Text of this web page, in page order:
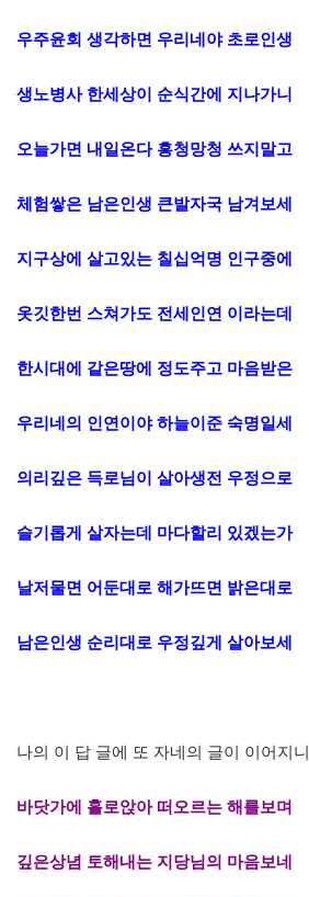
우주윤회 생각하면 우리네야 초로인생
생노병사 한세상이 순식간에 지나가니
오늘가면 내일온다 흥청망청 쓰지말고
체험쌓은 남은인생 큰발자국 남겨보세
지구상에 살고있는 칠십억명 인구중에
옷깃한번 스쳐가도 전세인연 이라는데
한시대에 같은땅에 정도주고 마음받은
우리네의 인연이야 하늘이준 숙명일세
의리깊은 득로님이 살아생전 우정으로
슬기롭게 살자는데 마다할리 있겠는가
날저물면 어둔대로 해가뜨면 밝은대로
남은인생 순리대로 우정깊게 살아보세
나의 이 답 글에 또 자네의 글이 이어지니
바닷가에 홀로앉아 떠오르는 해를보며
깊은상념 토해내는 지당님의 마음보네